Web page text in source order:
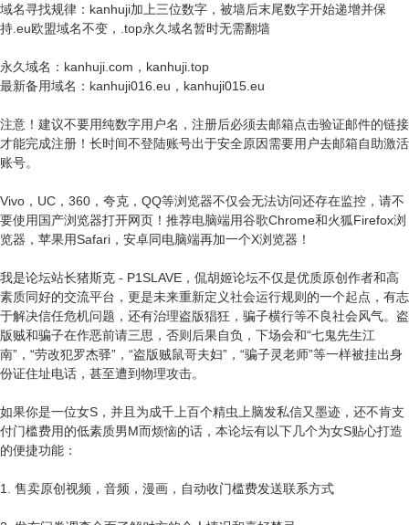
域名寻找规律：kanhuji加上三位数字，被墙后末尾数字开始递增并保
持.eu欧盟域名不变，.top永久域名暂时无需翻墙
永久域名：kanhuji.com，kanhuji.top
最新备用域名：kanhuji016.eu，kanhuji015.eu
注意！建议不要用纯数字用户名，注册后必须去邮箱点击验证邮件的链接
才能完成注册！长时间不登陆账号出于安全原因需要用户去邮箱自助激活
账号。
Vivo，UC，360，夸克，QQ等浏览器不仅会无法访问还存在监控，请不
要使用国产浏览器打开网页！推荐电脑端用谷歌Chrome和火狐Firefox浏
览器，苹果用Safari，安卓同电脑端再加一个X浏览器！
我是论坛站长猪斯克 - P1SLAVE，侃胡姬论坛不仅是优质原创作者和高
素质同好的交流平台，更是未来重新定义社会运行规则的一个起点，有志
于解决信任危机问题，还有治理盗版猖狂，骗子横行等不良社会风气。盗
版贼和骗子在作恶前请三思，否则后果自负，下场会和“七鬼先生江
南”，“劳改犯罗杰驿”，“盗版贼鼠哥夫妇”，“骗子灵老师”等一样被挂出身
份证住址电话，甚至遭到物理攻击。
如果你是一位女S，并且为成千上百个精虫上脑发私信又墨迹，还不肯支
付门槛费用的低素质男M而烦恼的话，本论坛有以下几个为女S贴心打造
的便捷功能：
1. 售卖原创视频，音频，漫画，自动收门槛费发送联系方式